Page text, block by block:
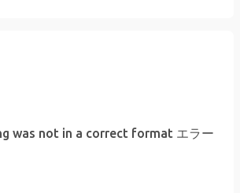
was not in a correct format エラー